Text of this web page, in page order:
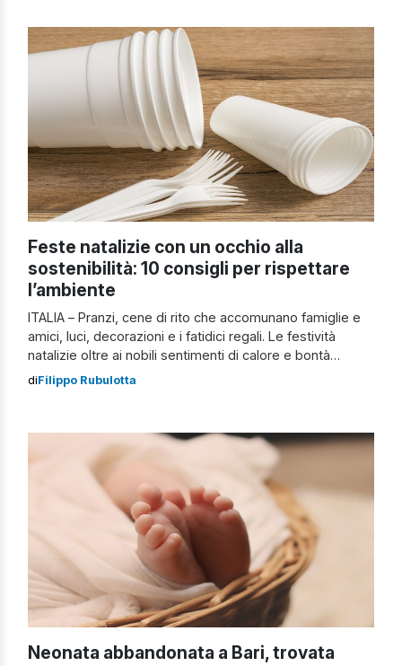
sotto l’aspetto economico-territoriale. Naturalmente
parliamo di un conflitto a bassa […]
Feste natalizie con un occhio alla
sostenibilità: 10 consigli per rispettare
l’ambiente
ITALIA – Pranzi, cene di rito che accomunano famiglie e
amici, luci, decorazioni e i fatidici regali. Le festività
natalizie oltre ai nobili sentimenti di calore e bontà
spesso sfociano in eccessi consumistici che non si
sull’ambiente. Feste […]
diFilippo Rubulotta
Neonata abbandonata a Bari, trovata